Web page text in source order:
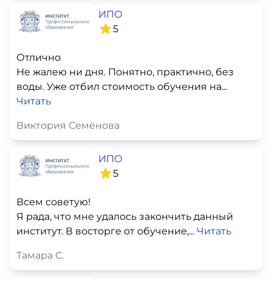
ИПО
5
Отлично
Не жалею ни дня. Понятно, практично, без
воды. Уже отбил стоимость обучения на...
Читать
Виктория Семёнова
ИПО
5
Всем советую!
Я рада, что мне удалось закончить данный
институт. В восторге от обучение,... Читать
Тамара С.